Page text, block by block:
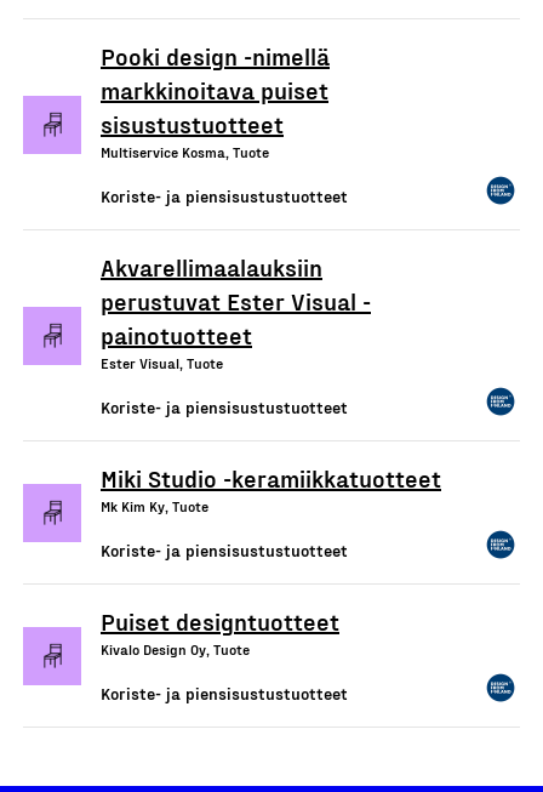
Pooki design -nimellä
markkinoitava puiset
sisustustuotteet
Multiservice Kosma, Tuote
Koriste- ja piensisustustuotteet
Akvarellimaalauksiin
perustuvat Ester Visual -
painotuotteet
Ester Visual, Tuote
Koriste- ja piensisustustuotteet
Miki Studio -keramiikkatuotteet
Mk Kim Ky, Tuote
Koriste- ja piensisustustuotteet
Puiset designtuotteet
Kivalo Design Oy, Tuote
Koriste- ja piensisustustuotteet